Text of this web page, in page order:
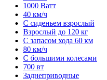
1000 Ватт
40 км/ч
С сиденьем взрослый
Взрослый до 120 кг
С запасом хода 60 км
80 км/ч
С большими колесами
700 вт
Заднеприводные